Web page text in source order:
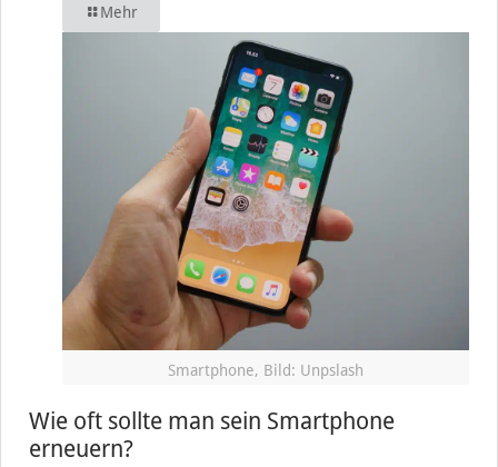
Mehr
Smartphone, Bild: Unpslash
Wie oft sollte man sein Smartphone
erneuern?